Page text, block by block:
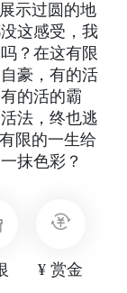
示过圆的地
这感受，我
？在这有限
豪，有的活
的活的霸
法，终也逃
限的一生给
抹色彩？
¥ 赏金